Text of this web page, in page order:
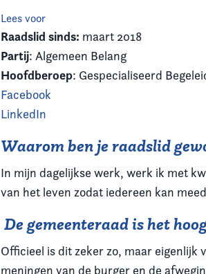
Lees voor
Raadslid sinds: maart 2018
Partij: Algemeen Belang
Hoofdberoep: Gespecialiseerd
Facebook
LinkedIn
Waarom ben je raadslid
In mijn dagelijkse werk, werk ik met
van het leven zodat iedereen kan
De gemeenteraad is het
Officieel is dit zeker zo, maar
meningen van de burger en de